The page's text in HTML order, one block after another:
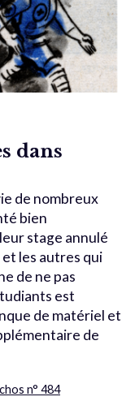
dans
de nombreux
bien
stage annulé
les autres qui
de ne pas
est
de matériel et
de
n° 484